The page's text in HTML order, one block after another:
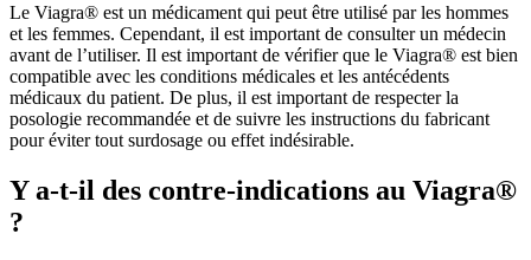
Le Viagra® est un médicament qui peut être utilisé par les hommes
et les femmes. Cependant, il est important de consulter un médecin
avant de l’utiliser. Il est important de vérifier que le Viagra® est bien
compatible avec les conditions médicales et les antécédents
médicaux du patient. De plus, il est important de respecter la
posologie recommandée et de suivre les instructions du fabricant
pour éviter tout surdosage ou effet indésirable.
Y a-t-il des contre-indications au Viagra®
?